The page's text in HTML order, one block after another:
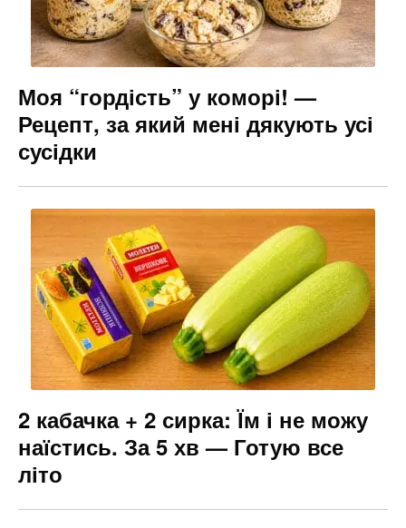
Моя “гордість” у коморі! —
Рецепт, за який мені дякують усі
сусідки
2 кабачка + 2 сирка: Їм і не можу
наїстись. За 5 хв — Готую все
літо